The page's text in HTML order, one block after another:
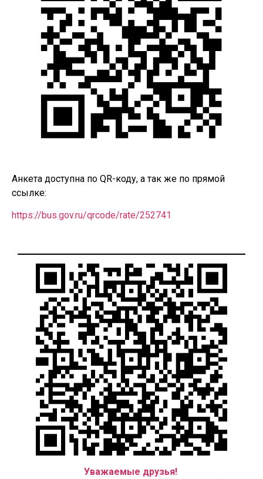
Анкета доступна по QR-коду, а так же по прямой
ссылке:
https://bus.gov.ru/qrcode/rate/252741
Уважаемые друзья!